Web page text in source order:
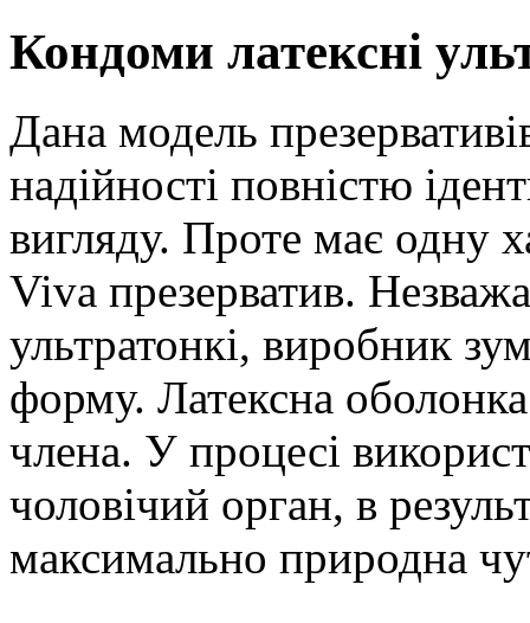
Кондоми латексні
Дана модель
надійності повністю
вигляду. Проте має одну
Viva презерватив.
ультратонкі, виробник
форму. Латексна оболонка
члена. У процесі
чоловічий орган, в
максимально природна